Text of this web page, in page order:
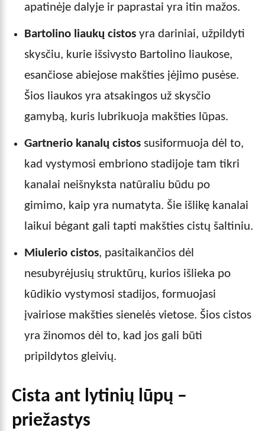
apatinėje dalyje ir paprastai yra itin mažos.
Bartolino liaukų cistos yra dariniai, užpildyti
skysčiu, kurie išsivysto Bartolino liaukose,
esančiose abiejose makšties įėjimo pusėse.
Šios liaukos yra atsakingos už skysčio
gamybą, kuris lubrikuoja makšties lūpas.
Gartnerio kanalų cistos susiformuoja dėl to,
kad vystymosi embriono stadijoje tam tikri
kanalai neišnyksta natūraliu būdu po
gimimo, kaip yra numatyta. Šie išlikę kanalai
laikui bėgant gali tapti makšties cistų šaltiniu.
Miulerio cistos, pasitaikančios dėl
nesubyrėjusių struktūrų, kurios išlieka po
kūdikio vystymosi stadijos, formuojasi
įvairiose makšties sienelės vietose. Šios cistos
yra žinomos dėl to, kad jos gali būti
pripildytos gleivių.
Cista ant lytinių lūpų –
priežastys